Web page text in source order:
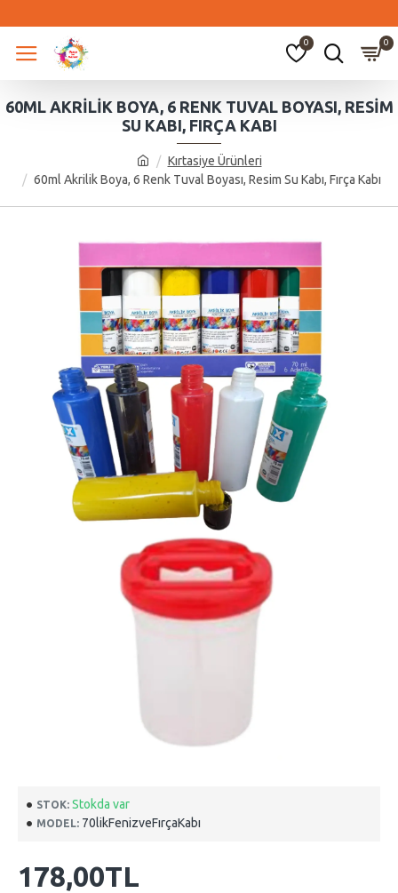
0 0
Kırtasiye Ürünleri
60ml Akrilik Boya, 6 Renk Tuval Boyası, Resim Su Kabı, Fırça Kabı
60ML AKRILIK BOYA, 6 RENK TUVAL BOYASI, RESIM
SU KABI, FIRÇA KABI
STOK: Stokda var
MODEL: 70likFenizveFırçaKabı
178,00TL